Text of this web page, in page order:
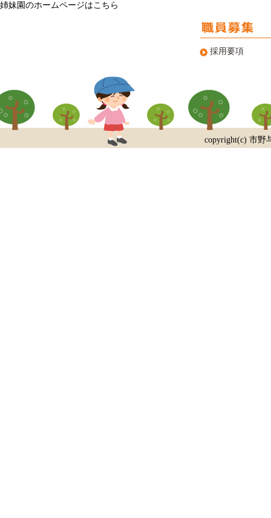
姉妹園のホームページはこちら
採用要項
copyright(c) 市野